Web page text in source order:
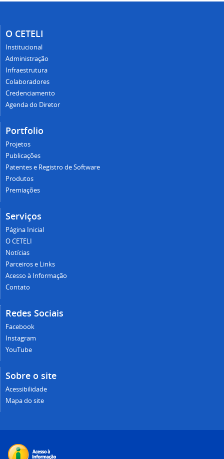
O CETELI
Institucional
Administração
Infraestrutura
Colaboradores
Credenciamento
Agenda do Diretor
Portfolio
Projetos
Publicações
Patentes e Registro de Software
Produtos
Premiações
Serviços
Página Inicial
O CETELI
Notícias
Parceiros e Links
Acesso à Informação
Contato
Redes Sociais
Facebook
Instagram
YouTube
Sobre o site
Acessibilidade
Mapa do site